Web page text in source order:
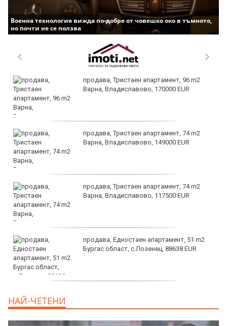
Военна технология вижда по-добре от човешко око в тъмното,
но почти не се ползва
продава, Тристаен апартамент, 96 m2
Варна, Владиславово, 170000 EUR
продава, Тристаен апартамент, 74 m2
Варна, Владиславово, 149000 EUR
продава, Тристаен апартамент, 74 m2
Варна, Владиславово, 117500 EUR
продава, Едностаен апартамент, 51 m2
Бургас област, с.Лозенец, 88638 EUR
EUR
НАЙ-ЧЕТЕНИ